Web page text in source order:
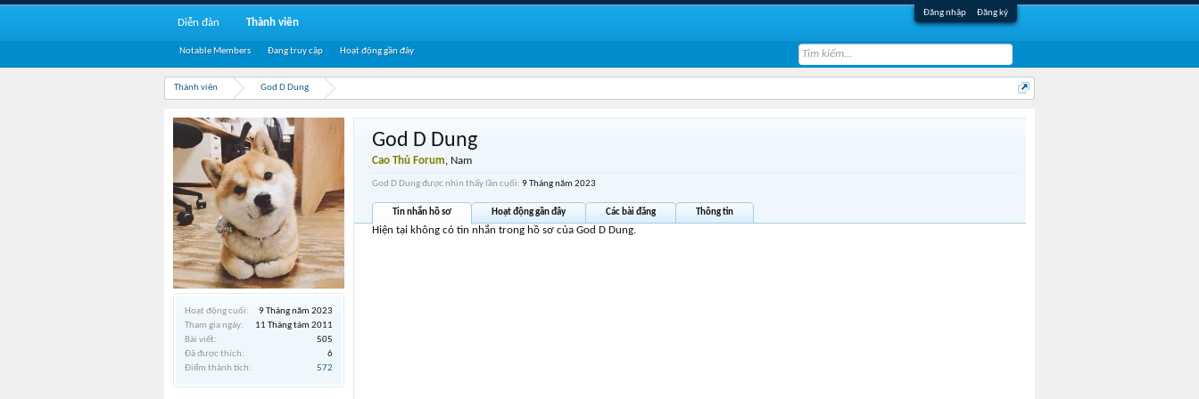
Đăng nhập Đăng ký
Thành viên God D Dung
Hoạt động cuối:
9 Tháng năm 2023
Tham gia ngày:
11 Tháng tám 2011
Bài viết:
505
Đã được thích:
6
Điểm thành tích:
572
God D Dung
Cao Thủ Forum, Nam
God D Dung được nhìn thấy lần cuối: 9 Tháng năm 2023
Tin nhắn hồ sơ Hoạt động gần đây Các bài đăng Thông tin
Hiện tại không có tin nhắn trong hồ sơ của God D Dung.
Diễn đàn Thành viên
Notable Members Đang truy cập Hoạt động gần đây